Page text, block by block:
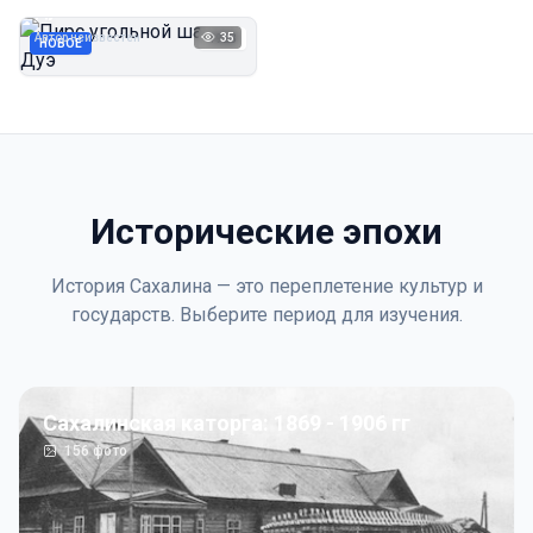
НОВОЕ 1923
Автор неизвестен 35
Исторические эпохи
История Сахалина — это переплетение культур и
государств. Выберите период для изучения.
Сахалинская каторга: 1869 - 1906 гг
156фото